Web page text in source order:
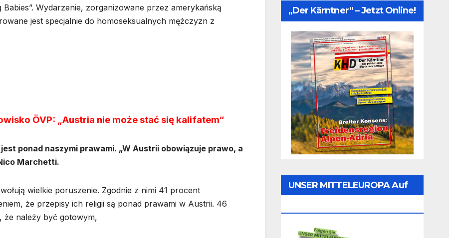
Wydarzenie, zorganizowane przez amerykańską
jest specjalnie do homoseksualnych mężczyzn z
ÖVP: „Austria nie może stać się kalifatem“
ponad naszymi prawami. „W Austrii obowiązuje prawo, a
Marchetti.
wielkie poruszenie. Zgodnie z nimi 41 procent
że przepisy ich religii są ponad prawami w Austrii. 46
że należy być gotowym,
„Der Kärntner“ – Jetzt Online!
UNSER MITTELEUROPA Auf